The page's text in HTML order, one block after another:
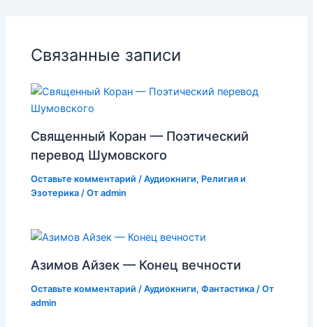
Связанные записи
Священный Коран — Поэтический
перевод Шумовского
Оставьте комментарий /Аудиокниги, Религия и
Эзотерика / Отadmin
Азимов Айзек — Конец вечности
Оставьте комментарий /Аудиокниги,Фантастика / От
admin